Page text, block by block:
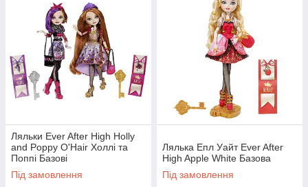
Ляльки Ever After High Holly
and Poppy O'Hair Холлі та
Поппі Базові
Під замовлення
Лялька Епл Уайт Ever After
High Apple White Базова
Під замовлення